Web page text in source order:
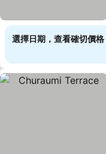
選擇日期，查看確切價格